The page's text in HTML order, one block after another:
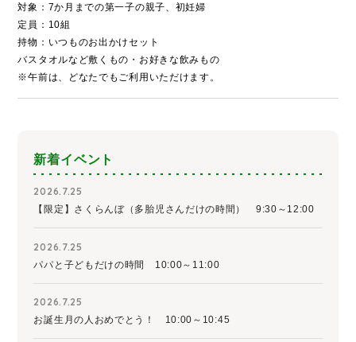
対象：7か月までの第一子の親子、初妊婦
定員：10組
持物：いつものお出かけセット
バスタオルなど敷くもの・お好きな飲みもの
※午前は、どなたでもご利用いただけます。
新着イベント
2026.7.25
【限定】さくらんぼ（多胎児さんだけの時間） 9:30～12:00
2026.7.25
パパと子どもだけの時間 10:00～11:00
2026.7.25
お誕生月の人おめでとう！ 10:00～10:45